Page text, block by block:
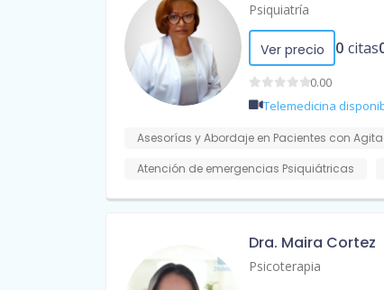
Psiquiatría
Ver precio 0 citas
0.00
Telemedicina
Asesorías y Abordaje en Pacientes con
Atención de emergencias Psiquiátricas
Dra. Maira Cortez
Psicoterapia